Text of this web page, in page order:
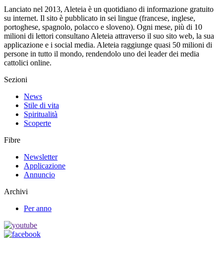
Lanciato nel 2013, Aleteia è un quotidiano di informazione gratuito
su internet. Il sito è pubblicato in sei lingue (francese, inglese,
portoghese, spagnolo, polacco e sloveno). Ogni mese, più di 10
milioni di lettori consultano Aleteia attraverso il suo sito web, la sua
applicazione e i social media. Aleteia raggiunge quasi 50 milioni di
persone in tutto il mondo, rendendolo uno dei leader dei media
cattolici online.
Sezioni
News
Stile di vita
Spiritualità
Scoperte
Fibre
Newsletter
Applicazione
Annuncio
Archivi
Per anno